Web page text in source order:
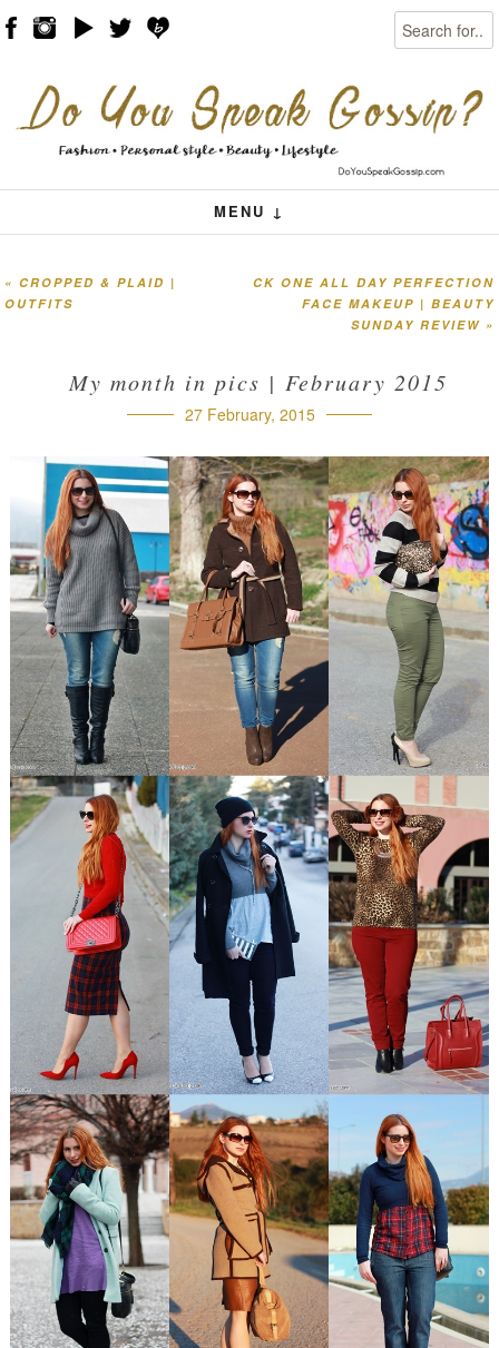
Search
MENU ↓
Menu
Skip to content
Post navigation
CK ONE ALL DAY PERFECTION
FACE MAKEUP | BEAUTY
SUNDAY REVIEW »
« CROPPED & PLAID |
OUTFITS
My month in pics | February 2015
27 February, 2015